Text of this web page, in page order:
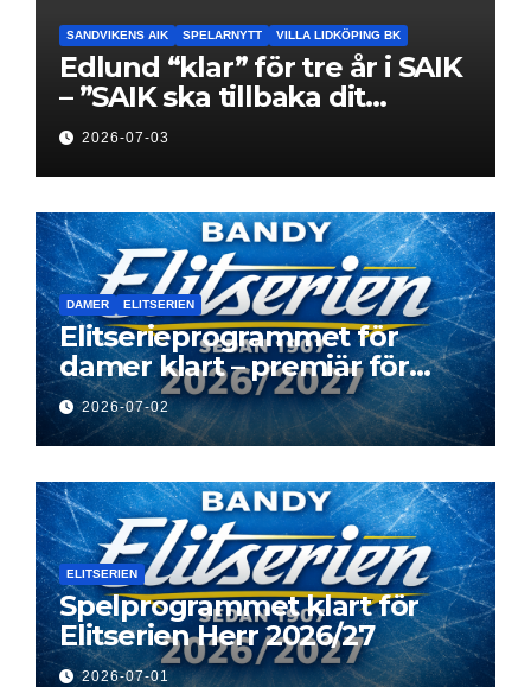
SANDVIKENS AIK SPELARNYTT VILLA LIDKÖPING BK
Edlund “klar” för tre år i SAIK
– ”SAIK ska tillbaka dit
klubben hör hemma”
2026-07-03
DAMER ELITSERIEN
Elitserieprogrammet för
damer klart – premiär för
Next Level
2026-07-02
ELITSERIEN
Spelprogrammet klart för
Elitserien Herr 2026/27
2026-07-01